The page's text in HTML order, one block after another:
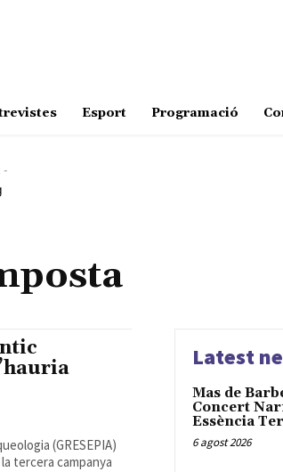
Esport Programació
-
(GRESEPIA)
tercera campanya
Latest
Mas de
Concert
Essència
6 agost 2026